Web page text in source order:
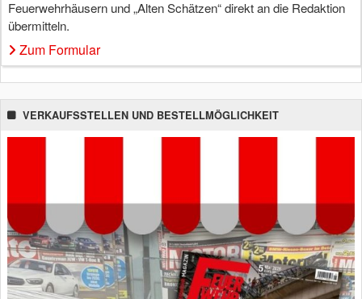
Feuerwehrhäusern und „Alten Schätzen“ direkt an die Redaktion
übermitteln.
Zum Formular
VERKAUFSSTELLEN UND BESTELLMÖGLICHKEIT